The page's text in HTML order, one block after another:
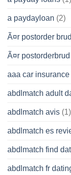
a paydayloan (2)
Ã¤r postorder
Ã¤r
aaa car insurance
abdlmatch adult
abdlmatch avis (1)
abdlmatch es
abdlmatch find
abdlmatch fr